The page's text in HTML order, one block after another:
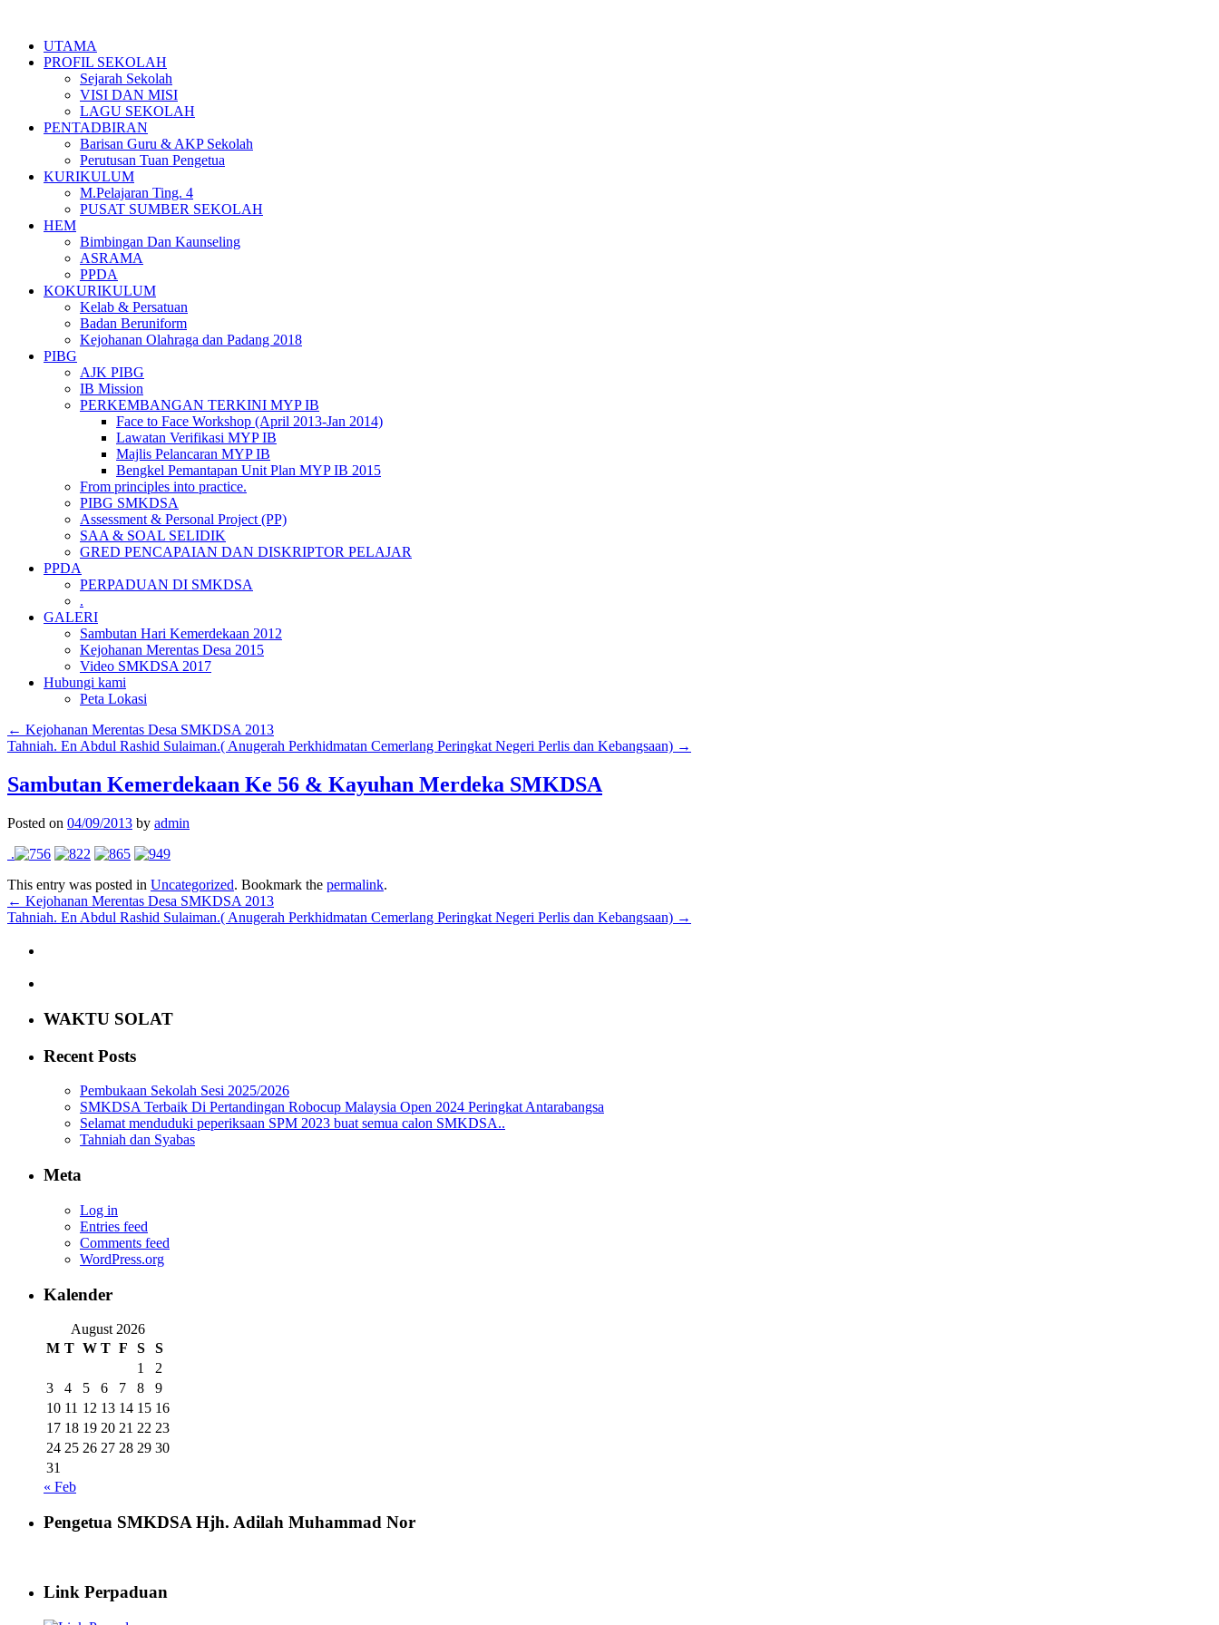
contentUTAMA
PROFIL SEKOLAH
Sejarah Sekolah
VISI DAN MISI
LAGU SEKOLAH
PENTADBIRAN
Barisan Guru & AKP Sekolah
Perutusan Tuan Pengetua
KURIKULUM
M.Pelajaran Ting. 4
PUSAT SUMBER SEKOLAH
HEM
Bimbingan Dan Kaunseling
ASRAMA
PPDA
KOKURIKULUM
Kelab & Persatuan
Badan Beruniform
Kejohanan Olahraga dan Padang 2018
PIBG
AJK PIBG
IB Mission
PERKEMBANGAN TERKINI MYP IB
Face to Face Workshop (April 2013-Jan 2014)
Lawatan Verifikasi MYP IB
Majlis Pelancaran MYP IB
Bengkel Pemantapan Unit Plan MYP IB 2015
From principles into practice.
PIBG SMKDSA
Assessment & Personal Project (PP)
SAA & SOAL SELIDIK
GRED PENCAPAIAN DAN DISKRIPTOR PELAJAR
PPDA
PERPADUAN DI SMKDSA
.
GALERI
Sambutan Hari Kemerdekaan 2012
Kejohanan Merentas Desa 2015
Video SMKDSA 2017
Hubungi kami
Peta Lokasi
← Kejohanan Merentas Desa SMKDSA 2013
Tahniah. En Abdul Rashid Sulaiman.( Anugerah Perkhidmatan Cemerlang Peringkat Negeri Perlis dan Kebangsaan) →
Sambutan Kemerdekaan Ke 56 & Kayuhan Merdeka SMKDSA
Posted on 04/09/2013 by admin
.
This entry was posted in Uncategorized. Bookmark the permalink.
← Kejohanan Merentas Desa SMKDSA 2013
Tahniah. En Abdul Rashid Sulaiman.( Anugerah Perkhidmatan Cemerlang Peringkat Negeri Perlis dan Kebangsaan) →
WAKTU SOLAT
Recent Posts
Pembukaan Sekolah Sesi 2025/2026
SMKDSA Terbaik Di Pertandingan Robocup Malaysia Open 2024 Peringkat Antarabangsa
Selamat menduduki peperiksaan SPM 2023 buat semua calon SMKDSA..
Tahniah dan Syabas
Meta
Log in
Entries feed
Comments feed
WordPress.org
Kalender
August 2026
M T W T F S
S
1
2
3
4 5 6 7 8
9
10 11 12 13 14 15 16
17 18 19 20 21 22 23
24 25 26 27 28 29 30
31
« Feb
Pengetua SMKDSA Hjh. Adilah Muhammad Nor
Link Perpaduan